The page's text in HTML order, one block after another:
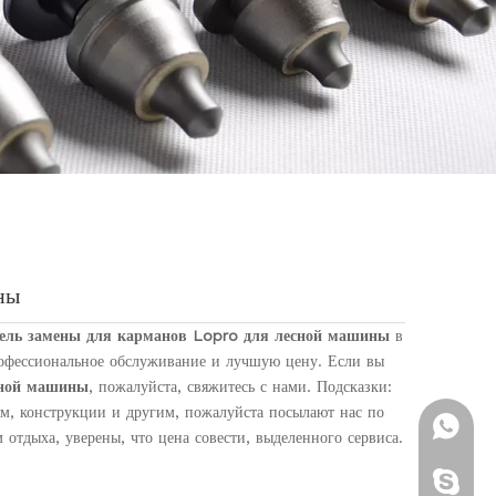
замены для карманов Lopro для лесной машиныв
обслуживание и лучшую цену. Если вы
машины, пожалуйста, свяжитесь с нами. Подсказки:
конструкции и другим, пожалуйста посылают нас по
уверены, что цена совести, выделенного сервиса.
+ 86-